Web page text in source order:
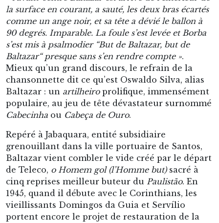
la surface en courant, a sauté, les deux bras écartés
comme un ange noir, et sa tête a dévié le ballon à
90 degrés. Imparable. La foule s’est levée et Borba
s’est mis à psalmodier “But de Baltazar, but de
Baltazar“ presque sans s’en rendre compte ».
Mieux qu’un grand discours, le refrain de la
chansonnette dit ce qu’est Oswaldo Silva, alias
Baltazar : un artilheiroprolifique, immensément
populaire, au jeu de tête dévastateur surnommé
Cabecinha ou Cabeça de Ouro.
Repéré à Jabaquara, entité subsidiaire
grenouillant dans la ville portuaire de Santos,
Baltazar vient combler le vide créé par le départ
de Teleco, o Homem gol (l’Homme but) sacré à
cinq reprises meilleur buteur du Paulistão. En
1945, quand il débute avec le Corinthians, les
vieillissants Domingos da Guia et Servílio
portent encore le projet de restauration de la